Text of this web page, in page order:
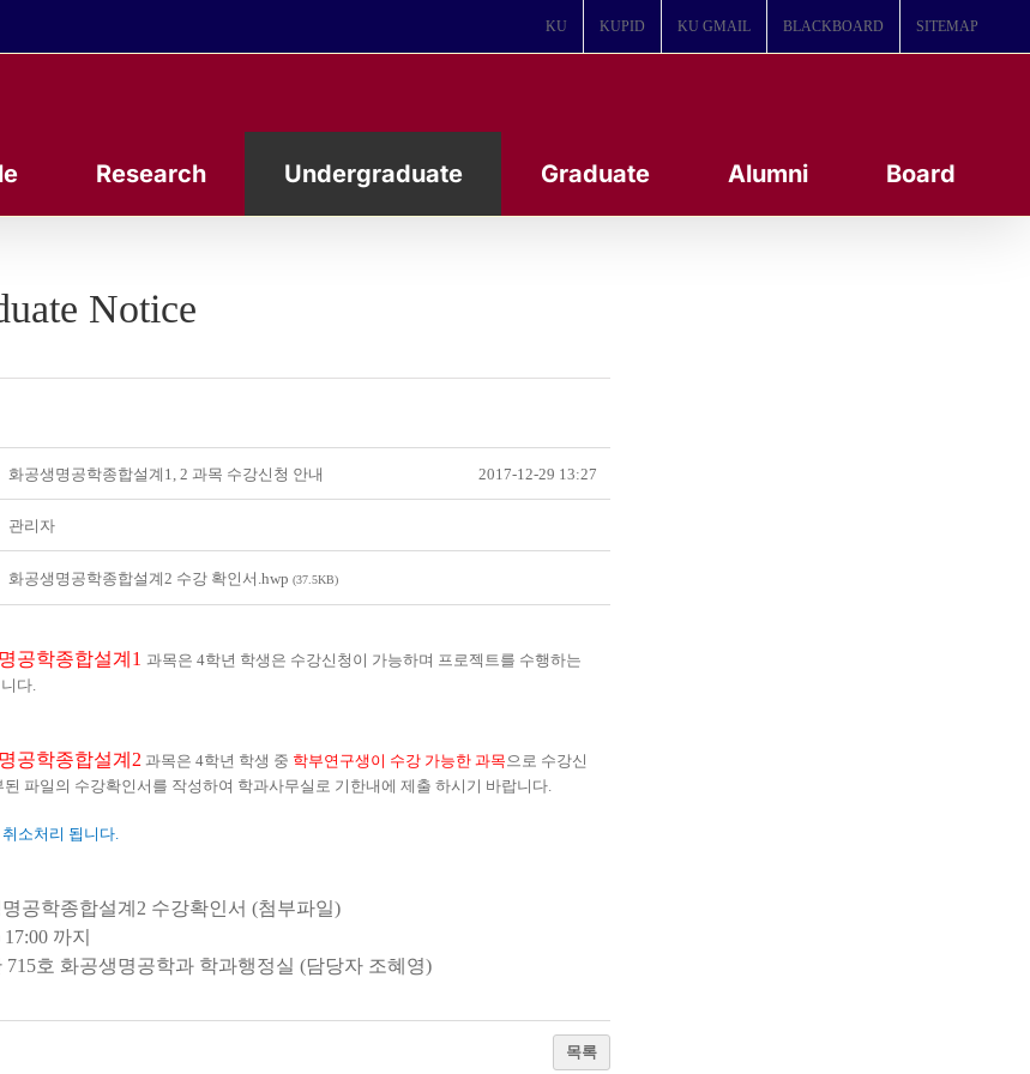
KU KUPID KU GMAIL BLACKBOARD SITEMAP
Research Undergraduate Graduate Alumni Board
Notice
화공생명공학종합설계1, 2 과목 수강신청 안내 2017-12-29 13:27
관리자
화공생명공학종합설계2 수강 확인서.hwp (37.5KB)
공학종합설계 1 과목은 4학년 학생은 수강신청이 가능하며 프로젝트를 수행하는
다.
공학종합설계 2 과목은 4학년 학생 중 학부연구생이 수강 가능한 과목 으로 수강신
파일의 수강확인서를 작성하여 학과사무실로 기한내에 제출 하시기 바랍니다.
소처리 됩니다.
공학종합설계 2 수강확인서 (첨부파일)
17:00 까지
715호 화공생명공학과 학과행정실 (담당자 조혜영)
목록